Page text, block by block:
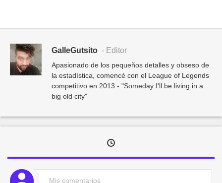
GalleGutsito - Editor
Apasionado de los pequeños detalles y obseso de
la estadística, comencé con el League of Legends
competitivo en 2013 - "Someday I'll be living in a
big old city"